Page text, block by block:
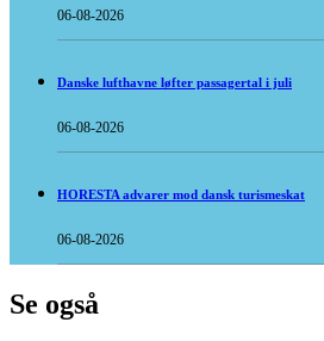
06-08-2026
Danske lufthavne løfter passagertal i juli
06-08-2026
HORESTA advarer mod dansk turismeskat
06-08-2026
Se også